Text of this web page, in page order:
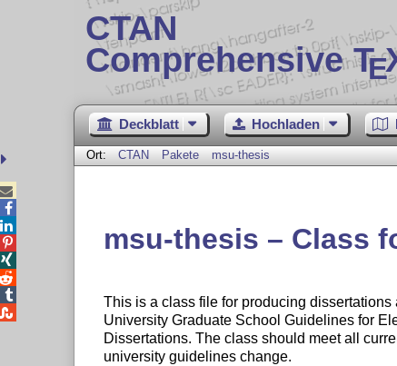
CTAN
Comprehensive TE
Deckblatt Hochladen
Ort: CTAN Pakete msu-thesis
msu-thesis – Class
This is a class file for producing
University Graduate School Guidelines for
Dissertations. The class should meet all
university guidelines change.




